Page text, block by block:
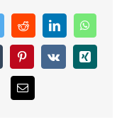
RedditLinkedIn
Tumblr PinterestVk Xing
E-
mail